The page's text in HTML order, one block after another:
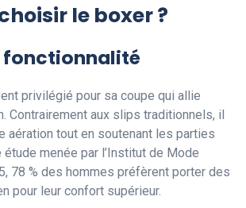
le boxer ?
privilégié pour sa coupe qui allie
Contrairement aux slips traditionnels, il
aération tout en soutenant les parties
étude menée par l’Institut de Mode
78 % des hommes préfèrent porter des
pour leur confort supérieur.